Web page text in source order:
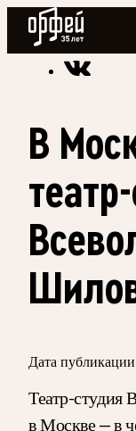
Радио Орфей
Радио
В
Дата
Театр-студия
в Москве — в